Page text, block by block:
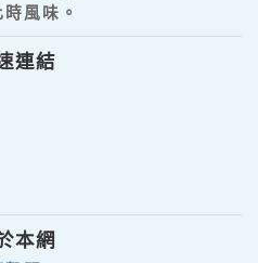
風味。
連結
本網